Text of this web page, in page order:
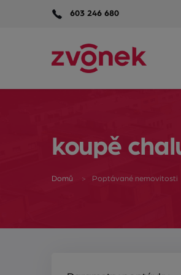
603 246 680
koupě
Domů Poptávané nemovitosti